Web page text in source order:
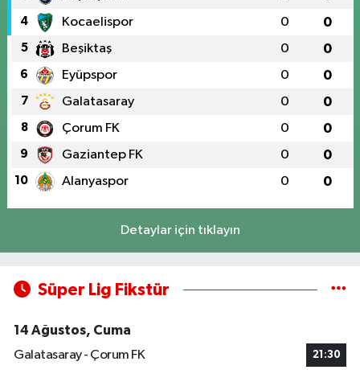
4 Kocaelispor 0 0
5 Beşiktaş 0 0
6 Eyüpspor 0 0
7 Galatasaray 0 0
8 Çorum FK 0 0
9 Gaziantep FK 0 0
10 Alanyaspor 0 0
Detaylar için tıklayın
Süper Lig Fikstür
14 Ağustos, Cuma
Galatasaray - Çorum FK
21:30